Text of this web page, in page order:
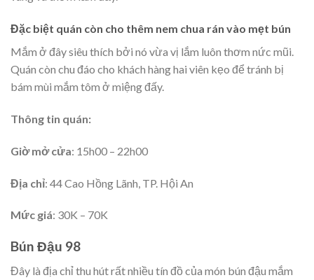
Đặc biệt quán còn cho thêm nem chua rán vào mẹt bún
Mắm ở đây siêu thích bởi nó vừa vị lắm luôn thơm nức mũi.
Quán còn chu đáo cho khách hàng hai viên kẹo để tránh bị
bám mùi mắm tôm ở miệng đấy.
Thông tin quán:
Giờ mở cửa: 15h00 – 22h00
Địa chỉ: 44 Cao Hồng Lãnh, TP. Hội An
Mức giá: 30K – 70K
Bún Đậu 98
Đây là địa chỉ thu hút rất nhiều tín đồ của món bún đậu mắm